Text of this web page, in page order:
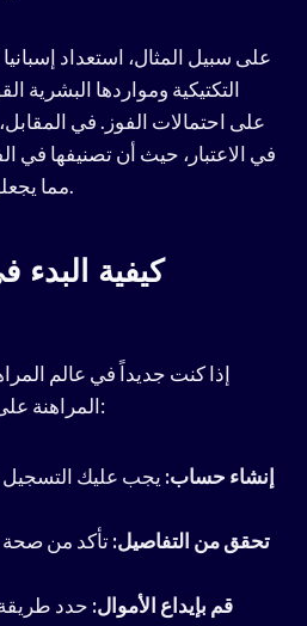
على سبيل المثال، استعداد إسبانيا
التكتيكية ومواردها البشرية
على احتمالات الفوز. في
في الاعتبار، حيث أن تصنيفها في
مما يجعلها منافسًا جديرًا بالاهتمام.
كيفية
إذا كنت جديداً في عالم
المراهنة على مباراة إسبانيا ضد بلجيكا:
إنشاء حساب: يجب عليك التسجيل
تحقق من التفاصيل:تأكد من صحة
قم بإيداع الأموال: حدد طريقة